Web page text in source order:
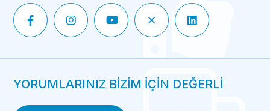
YORUMLARINIZ BİZİM İÇİN DEĞERLİ